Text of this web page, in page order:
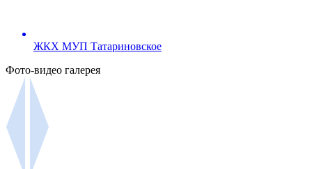
ЖКХ МУП Татариновское
Фото-видео галерея